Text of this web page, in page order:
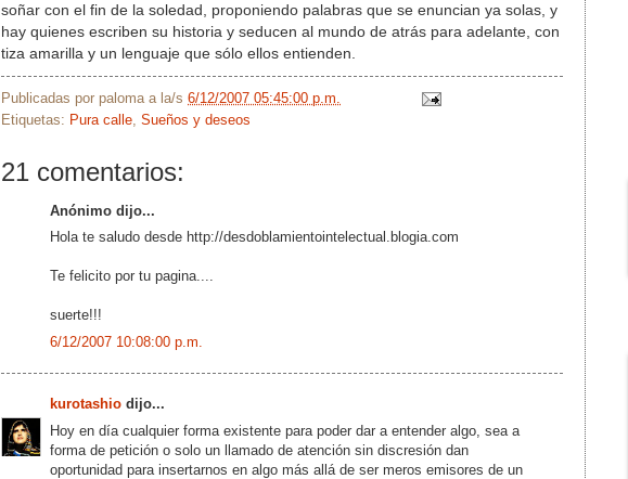
soñar con el fin de la soledad, proponiendo palabras que se enuncian ya solas, y
hay quienes escriben su historia y seducen al mundo de atrás para adelante, con
tiza amarilla y un lenguaje que sólo ellos entienden.
Publicadas por paloma a la/s 6/12/2007 05:45:00 p.m.
Etiquetas: Pura calle Sueños y deseos
21 comentarios:
Anónimo dijo...
Hola te saludo desde http://desdoblamientointelectual.blogia.com
Te felicito por tu pagina....
suerte!!!
6/12/2007 10:08:00 p.m.
kurotashio dijo...
Hoy en día cualquier forma existente para poder dar a entender algo, sea a
forma de petición o solo un llamado de atención sin discresión dan
oportunidad para insertarnos en algo más allá de ser meros emisores de un